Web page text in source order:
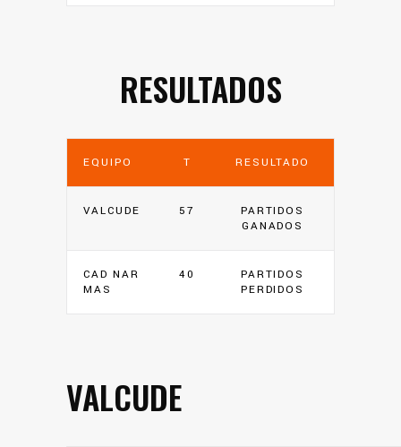
RESULTADOS
EQUIPO T RESULTADO
VALCUDE 57
PARTIDOS
GANADOS
CAD NAR
MAS
40
PARTIDOS
PERDIDOS
VALCUDE